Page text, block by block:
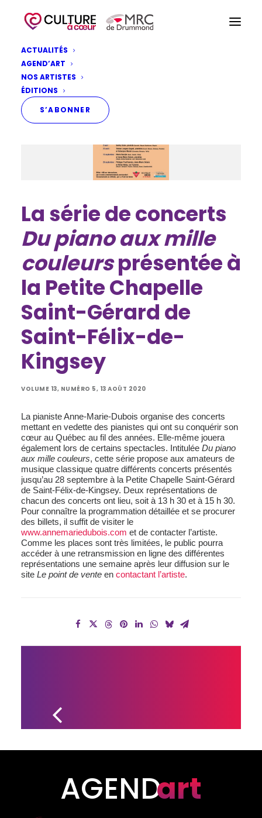
ACTUALITÉS
AGEND’ART
NOS ARTISTES
ÉDITIONS
S’ABONNER
La série de concerts
Du piano aux mille
couleursprésentée à
la Petite Chapelle
Saint-Gérard de
Saint-Félix-de-
Kingsey
VOLUME 13, NUMÉRO 5, 13 AOÛT 2020
La pianiste Anne-Marie-Dubois organise des concerts
mettant en vedette des pianistes qui ont su conquérir son
cœur au Québec au fil des années. Elle-même jouera
également lors de certains spectacles. Intitulée Du piano
aux mille couleurs, cette série propose aux amateurs de
musique classique quatre différents concerts présentés
jusqu’au 28 septembre à la Petite Chapelle Saint-Gérard
de Saint-Félix-de-Kingsey. Deux représentations de
chacun des concerts ont lieu, soit à 13 h 30 et à 15 h 30.
Pour connaître la programmation détaillée et se procurer
des billets, il suffit de visiter le
www.annemariedubois.com et de contacter l’artiste.
Comme les places sont très limitées, le public pourra
accéder à une retransmission en ligne des différentes
représentations une semaine après leur diffusion sur le
site Le point de vente en contactant l’artiste.
AGENDart